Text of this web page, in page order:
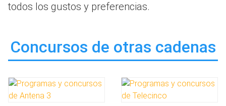
todos los gustos y preferencias.
Concursos de otras cadenas